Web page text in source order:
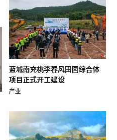
蓝城南充桃李春风田园综合体
项目正式开工建设
产业